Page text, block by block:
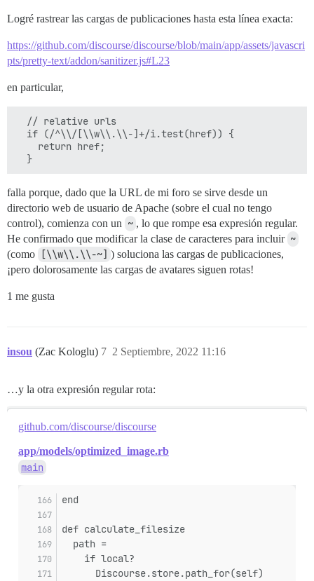
Logré rastrear las cargas de publicaciones hasta esta línea exacta:
https://github.com/discourse/discourse/blob/main/app/assets/javascri
pts/pretty-text/addon/sanitizer.js#L23
en particular,
  // relative urls
  if (/^\\/[\\w\\.\\-]+/i.test(href)) {
    return href;
falla porque, dado que la URL de mi foro se sirve desde un
directorio web de usuario de Apache (sobre el cual no tengo
control), comienza con un ~ , lo que rompe esa expresión regular.
He confirmado que modificar la clase de caracteres para incluir ~
(como [\\w\\.\\-~] ) soluciona las cargas de publicaciones,
¡pero dolorosamente las cargas de avatares siguen rotas!
1 me gusta
insou (Zac Kologlu) 2 Septiembre, 2022 11:16
7
…y la otra expresión regular rota:
github.com/discourse/discourse
app/models/optimized_image.rb
main
end
def calculate_filesize
  path =
    if local?
      Discourse.store.path_for(self)